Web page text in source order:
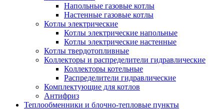
Напольные газовые котлы
Настенные газовые котлы
Котлы электрические
Котлы электрические напольные
Котлы электрические настенные
Котлы твердотопливные
Коллекторы и распределители гидравлические
Коллекторы котельные
Распределители гидравлические
Комплектующие для котлов
Антифриз
Теплообменники и блочно-тепловые пункты